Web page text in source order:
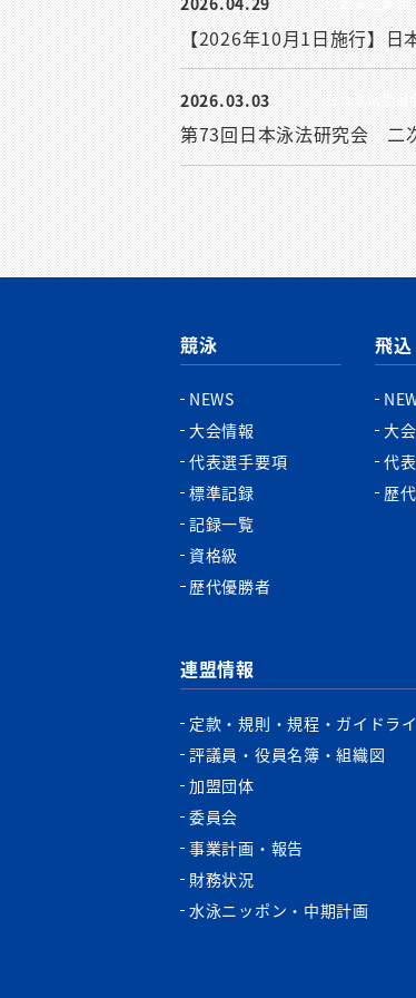
【2026年10月1日施行】日
2026.03.03 日本泳法委員
第73回日本泳法研究会 二
競泳
NEWS
大会情報
代表選手要項
標準記録
記録一覧
資格級
歴代優勝者
飛込
大
代
歴
連盟情報
定款・規則・規程・ガイドラ
評議員・役員名簿・組織図
加盟団体
委員会
事業計画・報告
財務状況
水泳ニッポン・中期計画